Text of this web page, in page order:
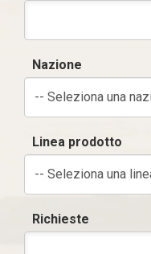
Nazione
-- Seleziona una
Linea prodotto
-- Seleziona una
Richieste